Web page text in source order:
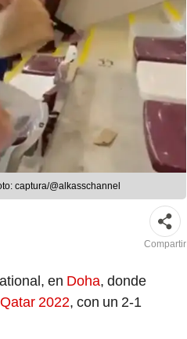
captura/@alkasschannel
Compartir
en Doha, donde
2022, con un 2-1